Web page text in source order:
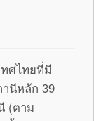
ศไทยที่มี
นีหลัก 39
(ตาม